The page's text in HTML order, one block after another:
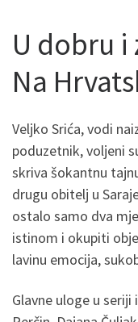
U dobru i
Na
Veljko Srića, vodi
poduzetnik, voljeni
skriva šokantnu
drugu obitelj u
ostalo samo dva
istinom i okupiti
lavinu emocija,
Glavne uloge u seriji